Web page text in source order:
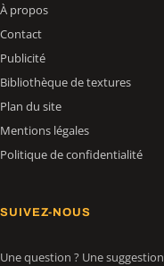
À propos
Contact
Publicité
Bibliothèque de textures
Plan du site
Mentions légales
Politique de confidentialité
SUIVEZ-NOUS
Une question ? Une